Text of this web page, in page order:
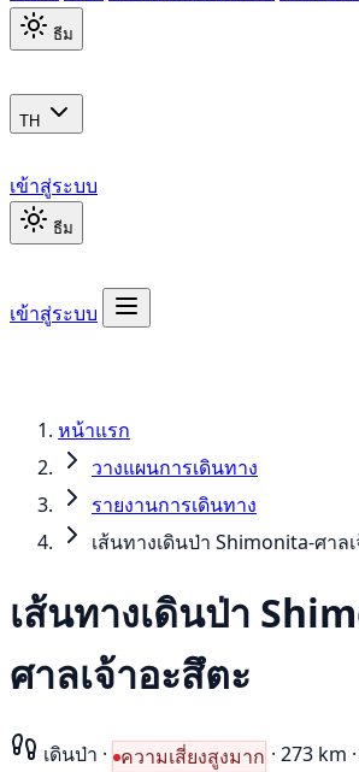
ธีม
TH
เข้าสู่ระบบ
ธีม
เข้าสู่ระบบ
หน้าแรก
วางแผนการเดินทาง
รายงานการเดินทาง
เส้นทางเดินป่า Shimonita-ศาล
เส้นทางเดินป่า
ศาลเจ้าอะสึตะ
เดินป่า · ความเสี่ยงสูงมาก · 273 km ·